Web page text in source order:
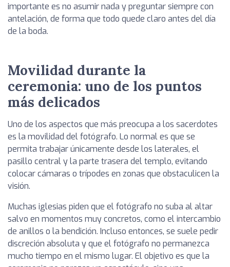
importante es no asumir nada y preguntar siempre con
antelación, de forma que todo quede claro antes del día
de la boda.
Movilidad durante la
ceremonia: uno de los puntos
más delicados
Uno de los aspectos que más preocupa a los sacerdotes
es la movilidad del fotógrafo. Lo normal es que se
permita trabajar únicamente desde los laterales, el
pasillo central y la parte trasera del templo, evitando
colocar cámaras o trípodes en zonas que obstaculicen la
visión.
Muchas iglesias piden que el fotógrafo no suba al altar
salvo en momentos muy concretos, como el intercambio
de anillos o la bendición. Incluso entonces, se suele pedir
discreción absoluta y que el fotógrafo no permanezca
mucho tiempo en el mismo lugar. El objetivo es que la